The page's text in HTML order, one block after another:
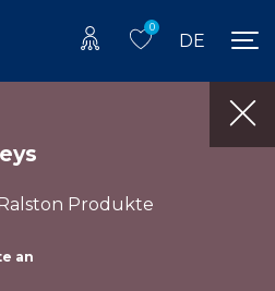
0
DE
Produkte
an